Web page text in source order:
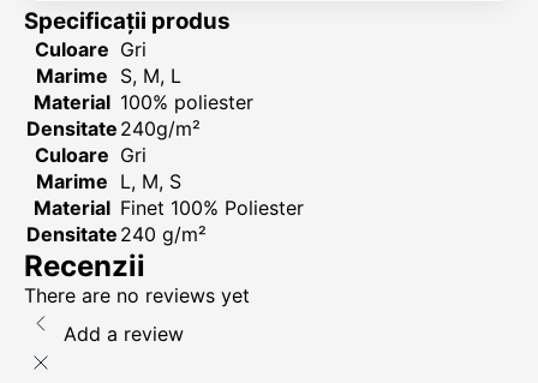
Specificații produs
Culoare Gri
Marime S, M, L
Material 100% poliester
Densitate 240g/m²
Culoare Gri
Marime L, M, S
Material Finet 100% Poliester
Densitate 240 g/m²
Recenzii
There are no reviews yet
Add a review